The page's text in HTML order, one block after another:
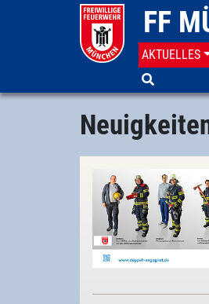
FF
AKTUELLES
Aktuelles
Neuigkeiten